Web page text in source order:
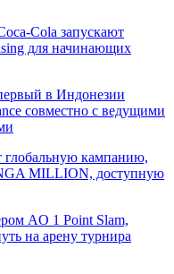
Cola запускают
для начинающих
в Индонезии
совместно с ведущими
глобальную кампанию,
MILLION, доступную
AO 1 Point Slam,
на арену турнира